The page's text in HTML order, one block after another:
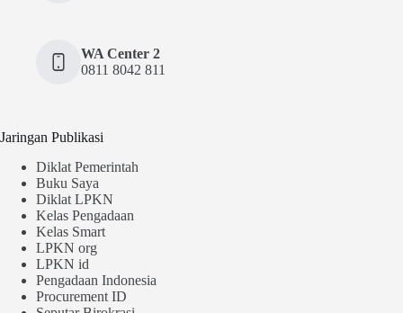
WA Center 2
0811 8042 811
Jaringan Publikasi
Diklat Pemerintah
Buku Saya
Diklat LPKN
Kelas Pengadaan
Kelas Smart
LPKN org
LPKN id
Pengadaan Indonesia
Procurement ID